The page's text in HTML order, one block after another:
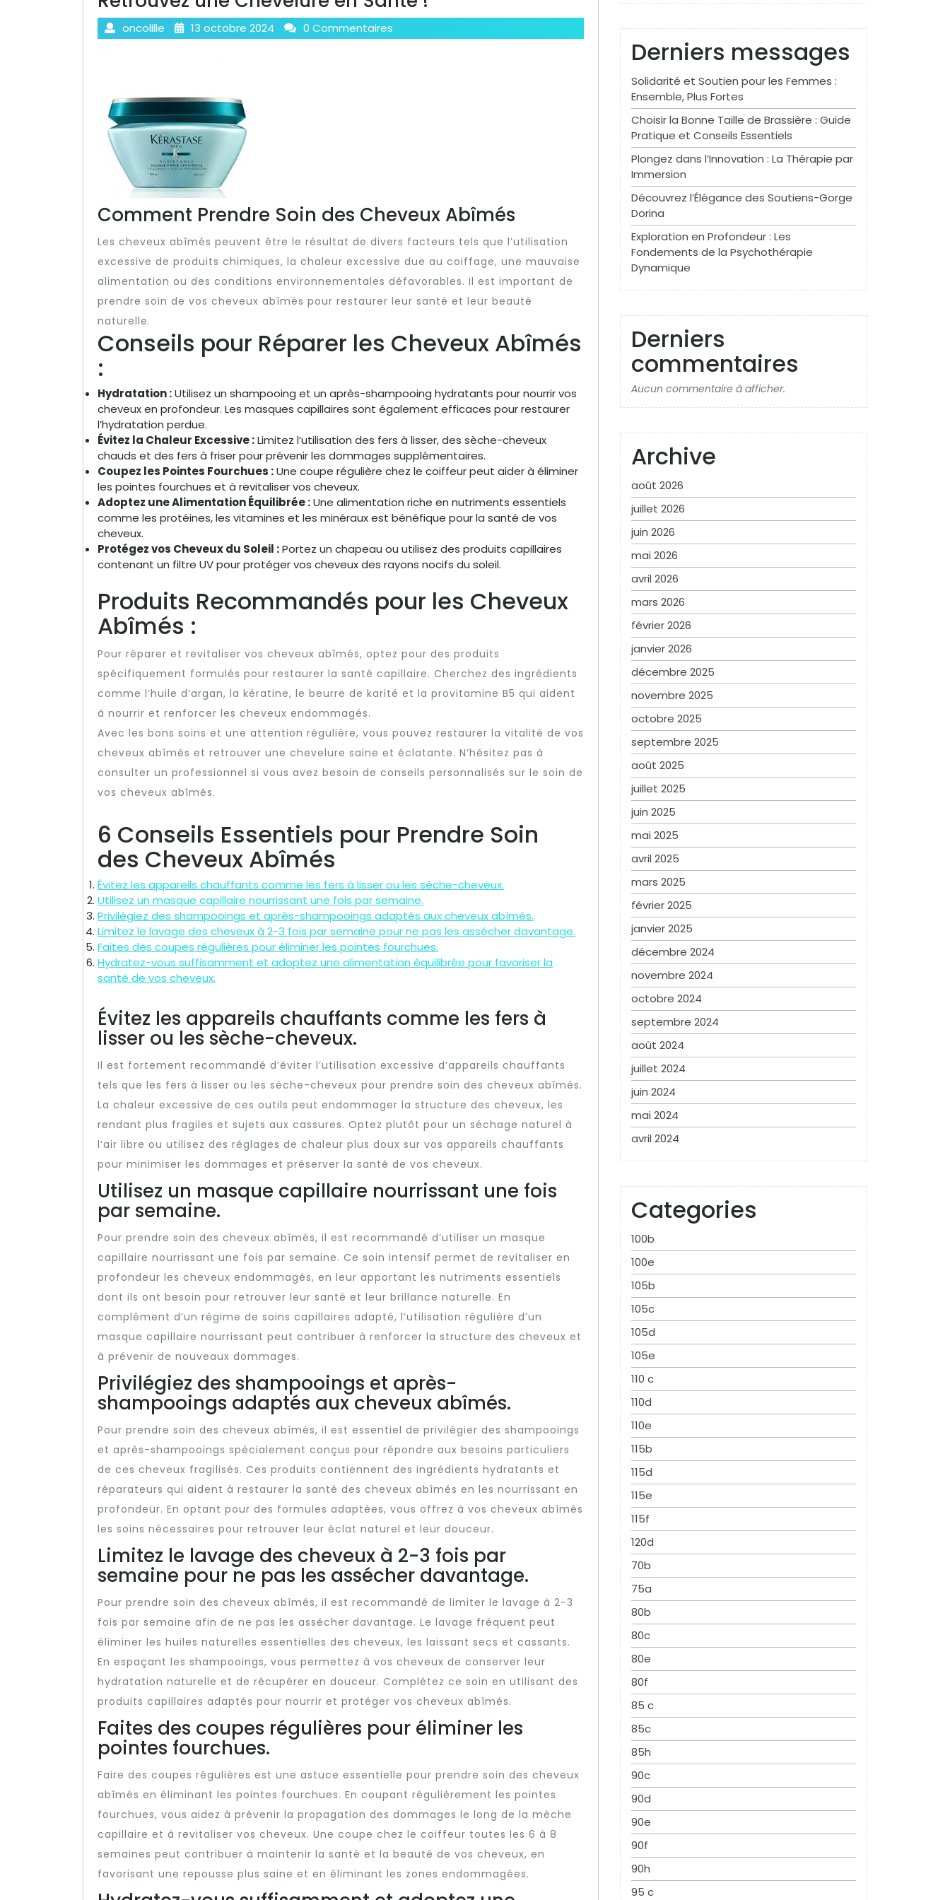
oncolille 13 octobre 2024 0 Commentaires
Comment Prendre Soin des Cheveux Abîmés
Les cheveux abîmés peuvent être le résultat de divers facteurs tels que l’utilisation
excessive de produits chimiques, la chaleur excessive due au coiffage, une mauvaise
alimentation ou des conditions environnementales défavorables. Il est important de
prendre soin de vos cheveux abîmés pour restaurer leur santé et leur beauté
naturelle.
Conseils pour Réparer les Cheveux Abîmés
:
Hydratation :Utilisez un shampooing et un après-shampooing hydratants pour nourrir vos
cheveux en profondeur. Les masques capillaires sont également efficaces pour restaurer
l’hydratation perdue.
Évitez la Chaleur Excessive :Limitez l’utilisation des fers à lisser, des sèche-cheveux
chauds et des fers à friser pour prévenir les dommages supplémentaires.
Coupez les Pointes Fourchues :Une coupe régulière chez le coiffeur peut aider à éliminer
les pointes fourchues et à revitaliser vos cheveux.
Adoptez une Alimentation Équilibrée :Une alimentation riche en nutriments essentiels
comme les protéines, les vitamines et les minéraux est bénéfique pour la santé de vos
cheveux.
Protégez vos Cheveux du Soleil :Portez un chapeau ou utilisez des produits capillaires
contenant un filtre UV pour protéger vos cheveux des rayons nocifs du soleil.
Produits Recommandés pour les Cheveux
Abîmés :
Pour réparer et revitaliser vos cheveux abîmés, optez pour des produits
spécifiquement formulés pour restaurer la santé capillaire. Cherchez des ingrédients
comme l’huile d’argan, la kératine, le beurre de karité et la provitamine B5 qui aident
à nourrir et renforcer les cheveux endommagés.
Avec les bons soins et une attention régulière, vous pouvez restaurer la vitalité de vos
cheveux abîmés et retrouver une chevelure saine et éclatante. N’hésitez pas à
consulter un professionnel si vous avez besoin de conseils personnalisés sur le soin de
vos cheveux abîmés.
6 Conseils Essentiels pour Prendre Soin
des Cheveux Abîmés
Évitez les appareils chauffants comme les fers à lisser ou les sèche-cheveux.
Utilisez un masque capillaire nourrissant une fois par semaine.
Privilégiez des shampooings et après-shampooings adaptés aux cheveux abîmés.
Limitez le lavage des cheveux à 2-3 fois par semaine pour ne pas les assécher davantage.
Faites des coupes régulières pour éliminer les pointes fourchues.
Hydratez-vous suffisamment et adoptez une alimentation équilibrée pour favoriser la
santé de vos cheveux.
Évitez les appareils chauffants comme les fers à
lisser ou les sèche-cheveux.
Il est fortement recommandé d’éviter l’utilisation excessive d’appareils chauffants
tels que les fers à lisser ou les sèche-cheveux pour prendre soin des cheveux abîmés.
La chaleur excessive de ces outils peut endommager la structure des cheveux, les
rendant plus fragiles et sujets aux cassures. Optez plutôt pour un séchage naturel à
l’air libre ou utilisez des réglages de chaleur plus doux sur vos appareils chauffants
pour minimiser les dommages et préserver la santé de vos cheveux.
Utilisez un masque capillaire nourrissant une fois
par semaine.
Pour prendre soin des cheveux abîmés, il est recommandé d’utiliser un masque
capillaire nourrissant une fois par semaine. Ce soin intensif permet de revitaliser en
profondeur les cheveux endommagés, en leur apportant les nutriments essentiels
dont ils ont besoin pour retrouver leur santé et leur brillance naturelle. En
complément d’un régime de soins capillaires adapté, l’utilisation régulière d’un
masque capillaire nourrissant peut contribuer à renforcer la structure des cheveux et
à prévenir de nouveaux dommages.
Privilégiez des shampooings et après-
shampooings adaptés aux cheveux abîmés.
Pour prendre soin des cheveux abîmés, il est essentiel de privilégier des shampooings
et après-shampooings spécialement conçus pour répondre aux besoins particuliers
de ces cheveux fragilisés. Ces produits contiennent des ingrédients hydratants et
réparateurs qui aident à restaurer la santé des cheveux abîmés en les nourrissant en
profondeur. En optant pour des formules adaptées, vous offrez à vos cheveux abîmés
les soins nécessaires pour retrouver leur éclat naturel et leur douceur.
Limitez le lavage des cheveux à 2-3 fois par
semaine pour ne pas les assécher davantage.
Pour prendre soin des cheveux abîmés, il est recommandé de limiter le lavage à 2-3
fois par semaine afin de ne pas les assécher davantage. Le lavage fréquent peut
éliminer les huiles naturelles essentielles des cheveux, les laissant secs et cassants.
En espaçant les shampooings, vous permettez à vos cheveux de conserver leur
hydratation naturelle et de récupérer en douceur. Complétez ce soin en utilisant des
produits capillaires adaptés pour nourrir et protéger vos cheveux abîmés.
Faites des coupes régulières pour éliminer les
pointes fourchues.
Faire des coupes régulières est une astuce essentielle pour prendre soin des cheveux
abîmés en éliminant les pointes fourchues. En coupant régulièrement les pointes
fourchues, vous aidez à prévenir la propagation des dommages le long de la mèche
capillaire et à revitaliser vos cheveux. Une coupe chez le coiffeur toutes les 6 à 8
semaines peut contribuer à maintenir la santé et la beauté de vos cheveux, en
favorisant une repousse plus saine et en éliminant les zones endommagées.
Derniers messages
Solidarité et Soutien pour les Femmes :
Ensemble, Plus Fortes
Choisir la Bonne Taille de Brassière : Guide
Pratique et Conseils Essentiels
Plongez dans l’Innovation : La Thérapie par
Immersion
Découvrez l’Élégance des Soutiens-Gorge
Dorina
Exploration en Profondeur : Les
Fondements de la Psychothérapie
Dynamique
Derniers
commentaires
Aucun commentaire à afficher.
Archive
août 2026
juillet 2026
juin 2026
mai 2026
avril 2026
mars 2026
février 2026
janvier 2026
décembre 2025
novembre 2025
octobre 2025
septembre 2025
août 2025
juillet 2025
juin 2025
mai 2025
avril 2025
mars 2025
février 2025
janvier 2025
décembre 2024
novembre 2024
octobre 2024
septembre 2024
août 2024
juillet 2024
juin 2024
mai 2024
avril 2024
Categories
100b
100e
105b
105c
105d
105e
110 c
110d
110e
115b
115d
115e
115f
120d
70b
75a
80b
80c
80e
80f
85 c
85c
85h
90c
90d
90e
90f
90h
95 c